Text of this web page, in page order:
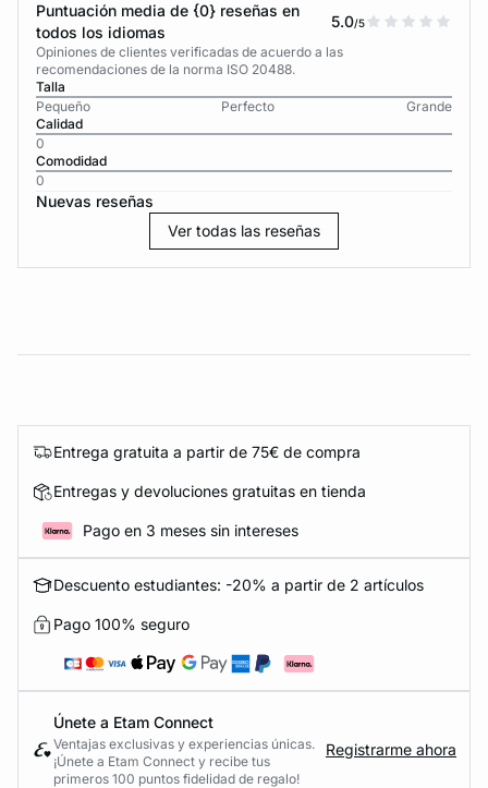
Puntuación media de {0} reseñas en
todos los idiomas
5.0/5
Opiniones de clientes verificadas de acuerdo a las
recomendaciones de la norma ISO 20488.
Talla
Pequeño
Perfecto
Grande
Calidad
0
Comodidad
0
Nuevas reseñas
Ver todas las reseñas
Entrega gratuita a partir de 75€ de compra
Entregas y devoluciones gratuitas en tienda
Pago en 3 meses sin intereses
Descuento estudiantes: -20% a partir de 2 artículos
Pago 100% seguro
Únete a Etam Connect
Ventajas exclusivas y experiencias únicas.
¡Únete a Etam Connect y recibe tus
primeros 100 puntos fidelidad de regalo!
Registrarme ahora